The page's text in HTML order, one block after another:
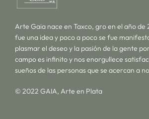
Arte Gaia nace en Taxco, gro en el año de
fue una idea y poco a poco se fue
plasmar el deseo y la pasión de la gente
campo es infinito y nos enorgullece
sueños de las personas que se acercan a
© 2022 GAIA, Arte en Plata